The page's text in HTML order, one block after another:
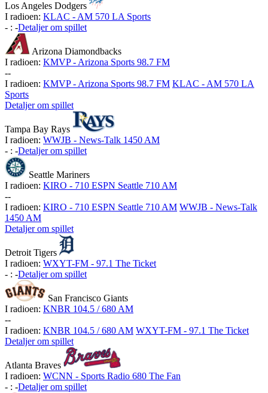
Los Angeles Dodgers
I radioen: KLAC - AM 570 LA Sports
- : -Detaljer om spillet
Arizona Diamondbacks
I radioen: KMVP - Arizona Sports 98.7 FM
--
I radioen: KMVP - Arizona Sports 98.7 FM KLAC - AM 570 LA
Sports
Detaljer om spillet
Tampa Bay Rays
I radioen: WWJB - News-Talk 1450 AM
- : -Detaljer om spillet
Seattle Mariners
I radioen: KIRO - 710 ESPN Seattle 710 AM
--
I radioen: KIRO - 710 ESPN Seattle 710 AM WWJB - News-Talk
1450 AM
Detaljer om spillet
Detroit Tigers
I radioen: WXYT-FM - 97.1 The Ticket
- : -Detaljer om spillet
San Francisco Giants
I radioen: KNBR 104.5 / 680 AM
--
I radioen: KNBR 104.5 / 680 AM WXYT-FM - 97.1 The Ticket
Detaljer om spillet
Atlanta Braves
I radioen: WCNN - Sports Radio 680 The Fan
- : -Detaljer om spillet